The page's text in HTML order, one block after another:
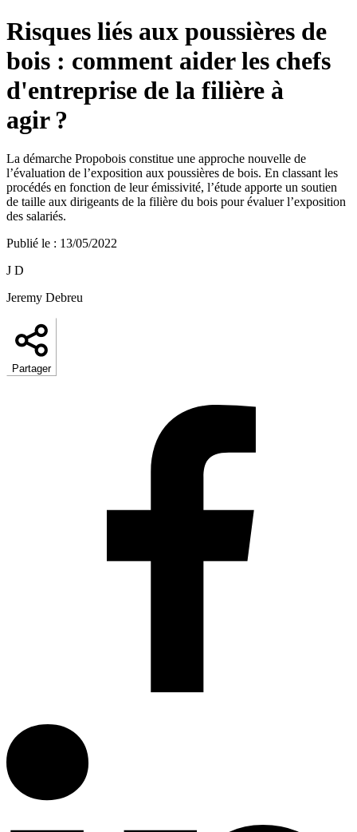
Risques liés aux poussières de
bois : comment aider les chefs
d'entreprise de la filière à
agir ?
La démarche Propobois constitue une approche nouvelle de
l’évaluation de l’exposition aux poussières de bois. En classant les
procédés en fonction de leur émissivité, l’étude apporte un soutien
de taille aux dirigeants de la filière du bois pour évaluer l’exposition
des salariés.
Publié le : 13/05/2022
J D
Jeremy Debreu
Partager